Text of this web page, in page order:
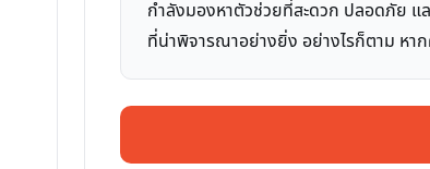
กำลังมองหาตัวช่วยที่สะดวก ปลอดภัย แ
ที่น่าพิจารณาอย่างยิ่ง อย่างไรก็ตาม ห